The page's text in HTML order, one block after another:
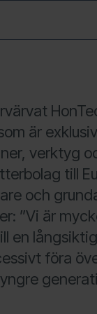
är
verktyg
till
och
”Vi är
en
föra